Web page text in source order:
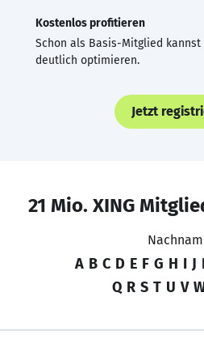
Kostenlos profitieren
Schon als Basis-Mitglied kannst
deutlich optimieren.
Jetzt
21 Mio. XING
A B C D E F G H I J
Q R S T U V